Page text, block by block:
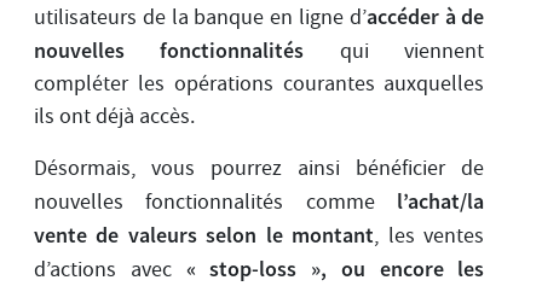
utilisateurs de la banque en ligne d’accéder à de
nouvelles fonctionnalités qui viennent
compléter les opérations courantes auxquelles
ils ont déjà accès.
Désormais, vous pourrez ainsi bénéficier de
nouvelles fonctionnalités comme l’achat/la
vente de valeurs selon le montant, les ventes
d’actions avec « stop-loss », ou encore les